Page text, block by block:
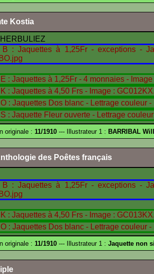
Kostia
originale : 11/1910 --- Illustrateur 1 : BARRIBAL
des Poêtes français
originale : 11/1910 --- Illustrateur 1 : Jaquette non